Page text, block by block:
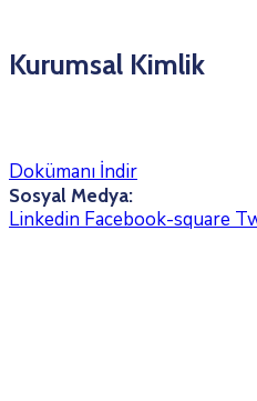
Kurumsal Kimlik
Dokümanı İndir
Sosyal Medya:
Linkedin Facebook-square